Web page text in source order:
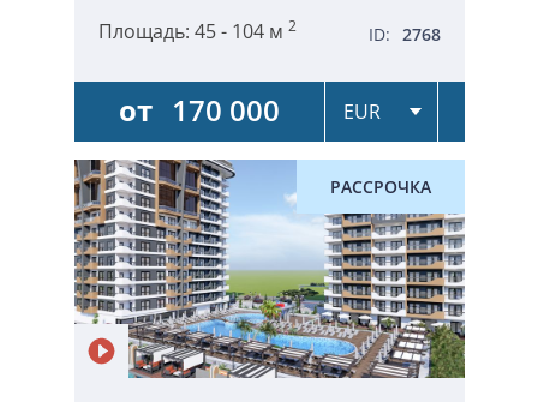
Площадь: 45 - 104 м 2 ID: 2768
от 170 000
РАССРОЧКА